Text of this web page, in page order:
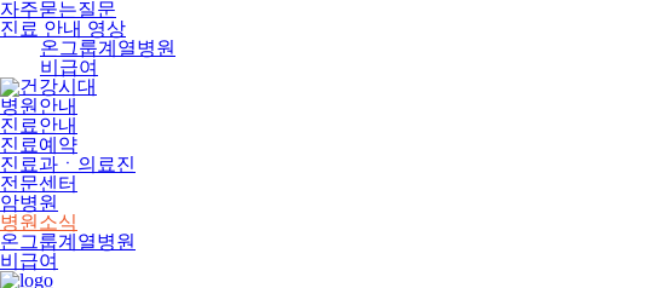
자주묻는질문
진료 안내 영상
온그룹계열병원
비급여
병원안내
진료안내
진료예약
진료과ㆍ의료진
전문센터
암병원
병원소식
온그룹계열병원
비급여